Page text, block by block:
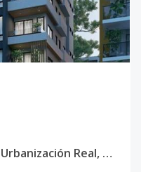
Apartamentos en Ventas – Urbanización Real, Santo Domingo D.N.